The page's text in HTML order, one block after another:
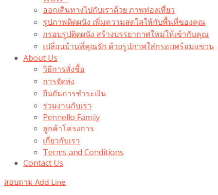
ออกเดินทางไปกับเราด้วย ภาพท่องเที่ยว
รูปภาพติดผนัง เพิ่มความสดใสให้กับพื้นที่ของคุณ
กรอบรูปติดผนัง สร้างบรรยากาศใหม่ให้เข้ากับคุณ
เปลี่ยนบ้านที่คุณรัก ด้วยรูปภาพใส่กรอบพร้อมแขวน​
About Us
วิธีการสั่งซื้อ
การจัดส่ง
ยืนยันการชำระเงิน
ร่วมงานกับเรา
Pennello Family
ลูกค้าโครงการ
เกี่ยวกับเรา
Terms and Conditions
Contact Us
สอบถาม Add Line